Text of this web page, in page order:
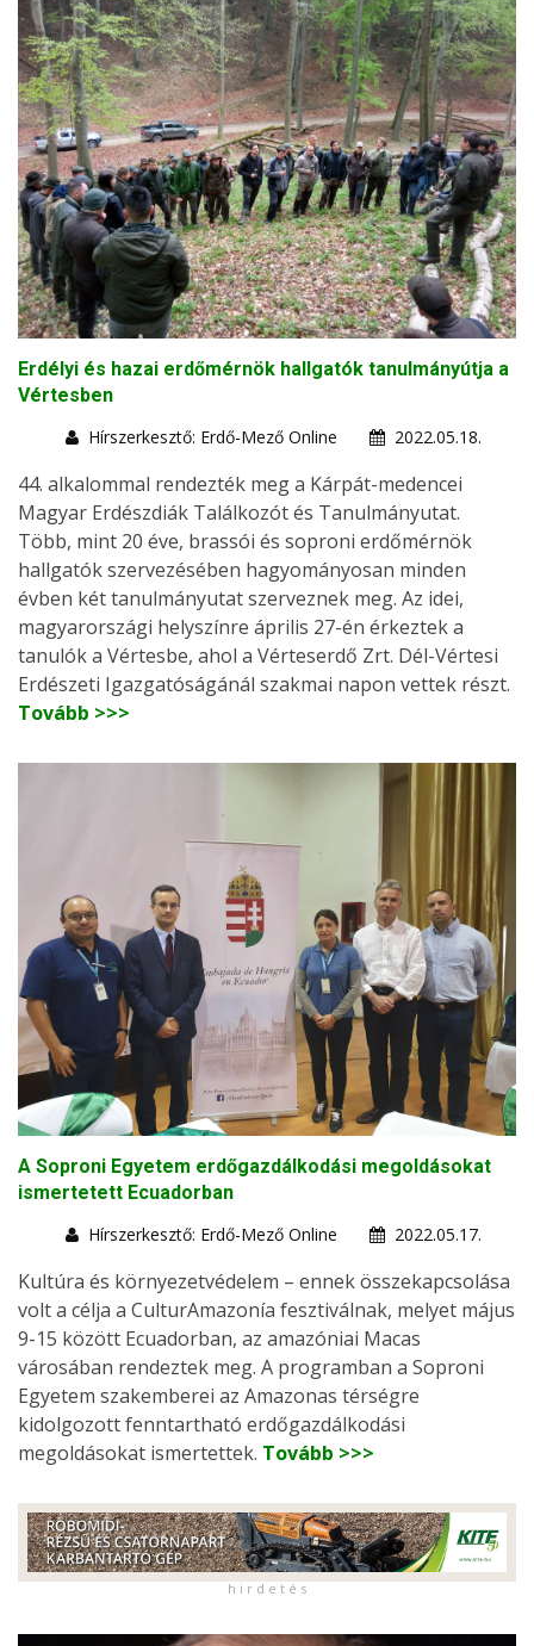
Erdélyi és hazai erdőmérnök hallgatók tanulmányútja a
Vértesben
Hírszerkesztő: Erdő-Mező Online
2022.05.18.
44. alkalommal rendezték meg a Kárpát-medencei
Magyar Erdészdiák Találkozót és Tanulmányutat.
Több, mint 20 éve, brassói és soproni erdőmérnök
hallgatók szervezésében hagyományosan minden
évben két tanulmányutat szerveznek meg. Az idei,
magyarországi helyszínre április 27-én érkeztek a
tanulók a Vértesbe, ahol a Vérteserdő Zrt. Dél-Vértesi
Erdészeti Igazgatóságánál szakmai napon vettek részt.
Tovább >>>
A Soproni Egyetem erdőgazdálkodási megoldásokat
ismertetett Ecuadorban
Hírszerkesztő: Erdő-Mező Online
2022.05.17.
Kultúra és környezetvédelem – ennek összekapcsolása
volt a célja a CulturAmazonía fesztiválnak, melyet május
9-15 között Ecuadorban, az amazóniai Macas
városában rendeztek meg. A programban a Soproni
Egyetem szakemberei az Amazonas térségre
kidolgozott fenntartható erdőgazdálkodási
megoldásokat ismertettek. Tovább >>>
h i r d e t é s